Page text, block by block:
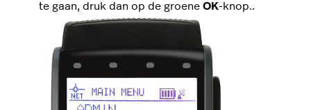
te gaan, druk dan op de groene OK-knop..